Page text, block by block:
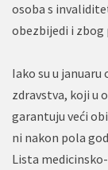
osoba s
obezbijedi i zbog
Iako su u
zdravstva, koji u
garantuju veći
ni nakon pola
Lista